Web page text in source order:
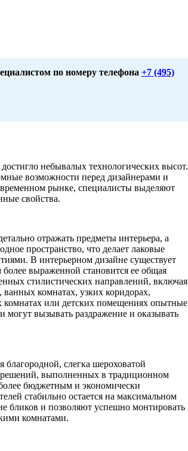
по номеру телефона +7 (495)
небывалых технологических высот.
возможности перед дизайнерами и
рынке, специалисты выделяют
свойства.
отражать предметы интерьера, а
пространство, что делает лаковые
В интерьерном дизайне существует
выраженной становится ее общая
стилистических направлений, включая
комнатах, узких коридорах,
комнатах или детских помещениях опытные
вызывать раздражение и оказывать
благородной, слегка шероховатой
решений, выполненных в традиционном
бюджетным и экономически
стабильно остается на максимальном
бликов и позволяют успешно монтировать
комнатами.